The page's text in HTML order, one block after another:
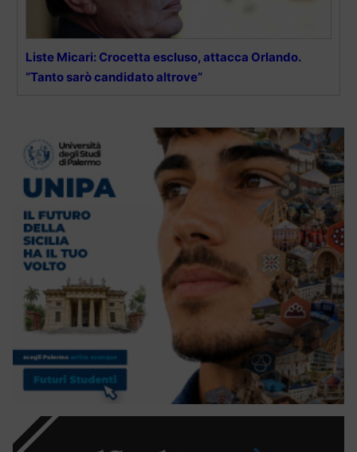
Liste Micari: Crocetta escluso, attacca Orlando.
“Tanto sarò candidato altrove”